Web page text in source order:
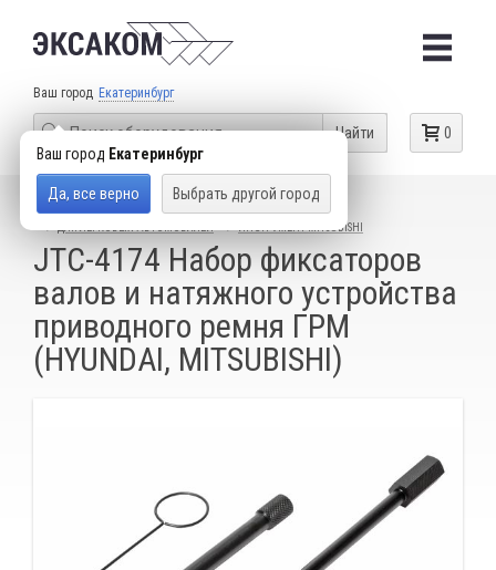
Ваш город Екатеринбург
Ваш город Екатеринбург
Да, все верно Выбрать другой город
0
Найти
КАТАЛОГ ТОВАРОВ
СПЕЦИАЛЬНЫЙ ИНСТРУМЕНТ
ИНСТРУМЕНТ MITSUBISHI
JTC-4174 Набор фиксаторов
валов и натяжного устройства
приводного ремня ГРМ
(HYUNDAI, MITSUBISHI)